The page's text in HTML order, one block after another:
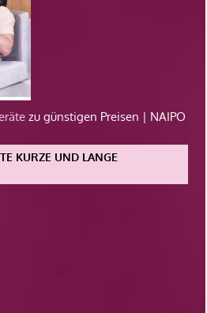
zu günstigen Preisen | NAIPO
KURZE UND LANGE